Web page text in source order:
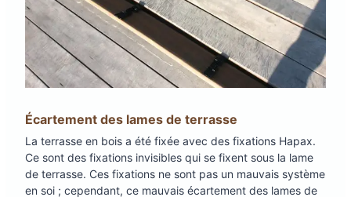
Écartement des lames de terrasse
La terrasse en bois a été fixée avec des fixations Hapax.
Ce sont des fixations invisibles qui se fixent sous la lame
de terrasse. Ces fixations ne sont pas un mauvais système
en soi ; cependant, ce mauvais écartement des lames de